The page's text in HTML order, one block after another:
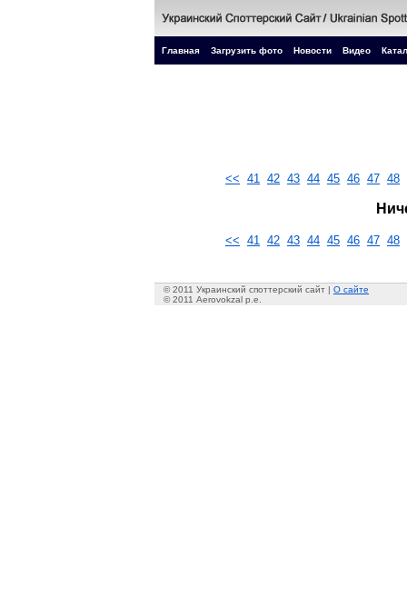
Главная Загрузить фото Новости Видео
<< 41 42 43 44 45 46 47 48
<< 41 42 43 44 45 46 47 48
© 2011 Украинский споттерский сайт | О сайте
© 2011 Aerovokzal p.e.